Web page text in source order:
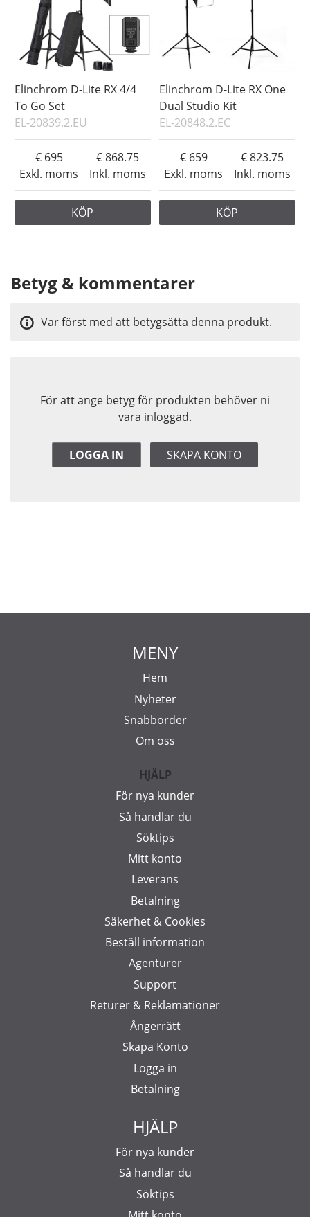
Elinchrom D-Lite RX 4/4
To Go Set
EL-20839.2.EU
Exkl. moms
695
Inkl. moms
868.75
KÖP
Elinchrom D-Lite RX One
Dual Studio Kit
EL-20848.2.EC
Exkl. moms
659
Inkl. moms
823.75
KÖP
Betyg & kommentarer
För att ange betyg för produkten behöver ni
vara inloggad.
LOGGA IN SKAPA KONTO
Var först med att betygsätta denna produkt.
MENY
Hem
Nyheter
Snabborder
Om oss
HJÄLP
För nya kunder
Så handlar du
Söktips
Mitt konto
Leverans
Betalning
Säkerhet & Cookies
Beställ information
Agenturer
Support
Returer & Reklamationer
Ångerrätt
Skapa Konto
Logga in
Betalning
HJÄLP
För nya kunder
Så handlar du
Söktips